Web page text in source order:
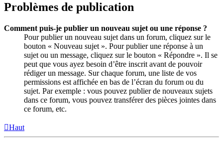
Problèmes de publication
Comment puis-je publier un nouveau sujet ou une réponse ?
Pour publier un nouveau sujet dans un forum, cliquez sur le
bouton « Nouveau sujet ». Pour publier une réponse à un
sujet ou un message, cliquez sur le bouton « Répondre ». Il se
peut que vous ayez besoin d’être inscrit avant de pouvoir
rédiger un message. Sur chaque forum, une liste de vos
permissions est affichée en bas de l’écran du forum ou du
sujet. Par exemple : vous pouvez publier de nouveaux sujets
dans ce forum, vous pouvez transférer des pièces jointes dans
ce forum, etc.
Haut